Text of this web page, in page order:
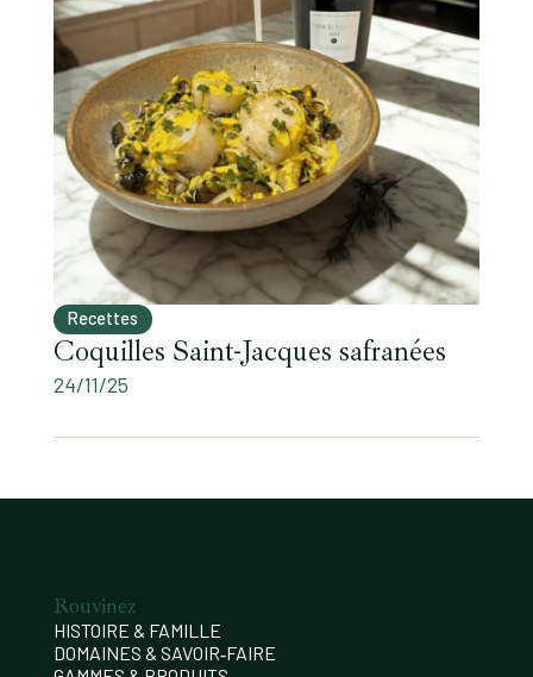
Recettes
Coquilles Saint-Jacques safranées
24/11/25
Rouvinez
HISTOIRE & FAMILLE
DOMAINES & SAVOIR‑FAIRE